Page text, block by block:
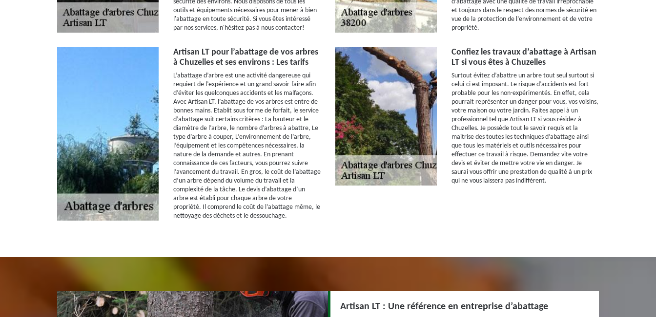
sécurité des environs. Nous disposons de tous les
outils et équipements nécessaires pour mener à bien
l'abattage en toute sécurité. Si vous êtes intéressé
par nos services, n'hésitez pas à nous contacter!
d’abattage avec une qualité de travail irréprochable
et toujours dans le respect des normes de sécurité en
vue de la protection de l’environnement et de votre
propriété.
Artisan LT pour l’abattage de vos arbres
à Chuzelles et ses environs : Les tarifs
L’abattage d’arbre est une activité dangereuse qui
requiert de l’expérience et un grand savoir-faire afin
d’éviter les quelconques accidents et les malfaçons.
Avec Artisan LT, l’abattage de vos arbres est entre de
bonnes mains. Etablit sous forme de forfait, le service
d’abattage suit certains critères : La hauteur et le
diamètre de l’arbre, le nombre d’arbres à abattre, Le
type d’arbre à couper, L’environnement de l’arbre,
l’équipement et les compétences nécessaires, la
nature de la demande et autres. En prenant
connaissance de ces facteurs, vous pourrez suivre
l’avancement du travail. En gros, le coût de l’abattage
d’un arbre dépend du volume du travail et la
complexité de la tâche. Le devis d’abattage d’un
arbre est établi pour chaque arbre de votre
propriété. Il comprend le coût de l’abattage même, le
nettoyage des déchets et le dessouchage.
Confiez les travaux d’abattage à Artisan
LT si vous êtes à Chuzelles
Surtout évitez d’abattre un arbre tout seul surtout si
celui-ci est imposant. Le risque d’accidents est fort
probable pour les non-expérimentés. En effet, cela
pourrait représenter un danger pour vous, vos voisins,
votre maison ou votre jardin. Faites appel à un
professionnel tel que Artisan LT si vous résidez à
Chuzelles. Je possède tout le savoir requis et la
maitrise des toutes les techniques d’abattage ainsi
que tous les matériels et outils nécessaires pour
effectuer ce travail à risque. Demandez vite votre
devis et éviter de mettre votre vie en danger. Je
saurai vous offrir une prestation de qualité à un prix
qui ne vous laissera pas indifférent.
Artisan LT : Une référence en entreprise d’abattage